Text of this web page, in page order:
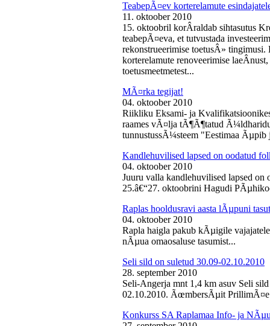
TeabepÃ¤ev korterelamute
11. oktoober 2010
15. oktoobril korÂ­raldab sihtasutus
teabepÃ¤eva, et tutvustada
rekonstrueerimise toetusÂ»
korterelamute renoveerimise
toetusmeetmetest...
MÃ¤rka tegijat!
04. oktoober 2010
Riikliku Eksami- ja
raames vÃ¤lja tÃ¶Ã¶tatud
tunnustussÃ¼steem "Eestimaa
Kandlehuvilised lapsed on oodatud
04. oktoober 2010
Juuru valla kandlehuvilised lapsed
25.â€“27. oktoobrini Hagudi
Raplas hooldusravi aasta lÃµpuni
04. oktoober 2010
Rapla haigla pakub kÃµigile
nÃµua omaosaluse tasumist...
Seli sild on suletud 30.09-02.10.2010
28. september 2010
Seli-Angerja mnt 1,4 km asuv Seli
02.10.2010. ÃœmbersÃµit
Konkurss SA Raplamaa Info- ja